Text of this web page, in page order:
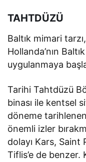
TAHTDÜZÜ
Baltık mimari
Hollanda’nın
uygulanmaya
Tarihi Tahtdüzü
binası ile kentsel
döneme
önemli izler
dolayı Kars, Saint
Tiflis’e de benzer.